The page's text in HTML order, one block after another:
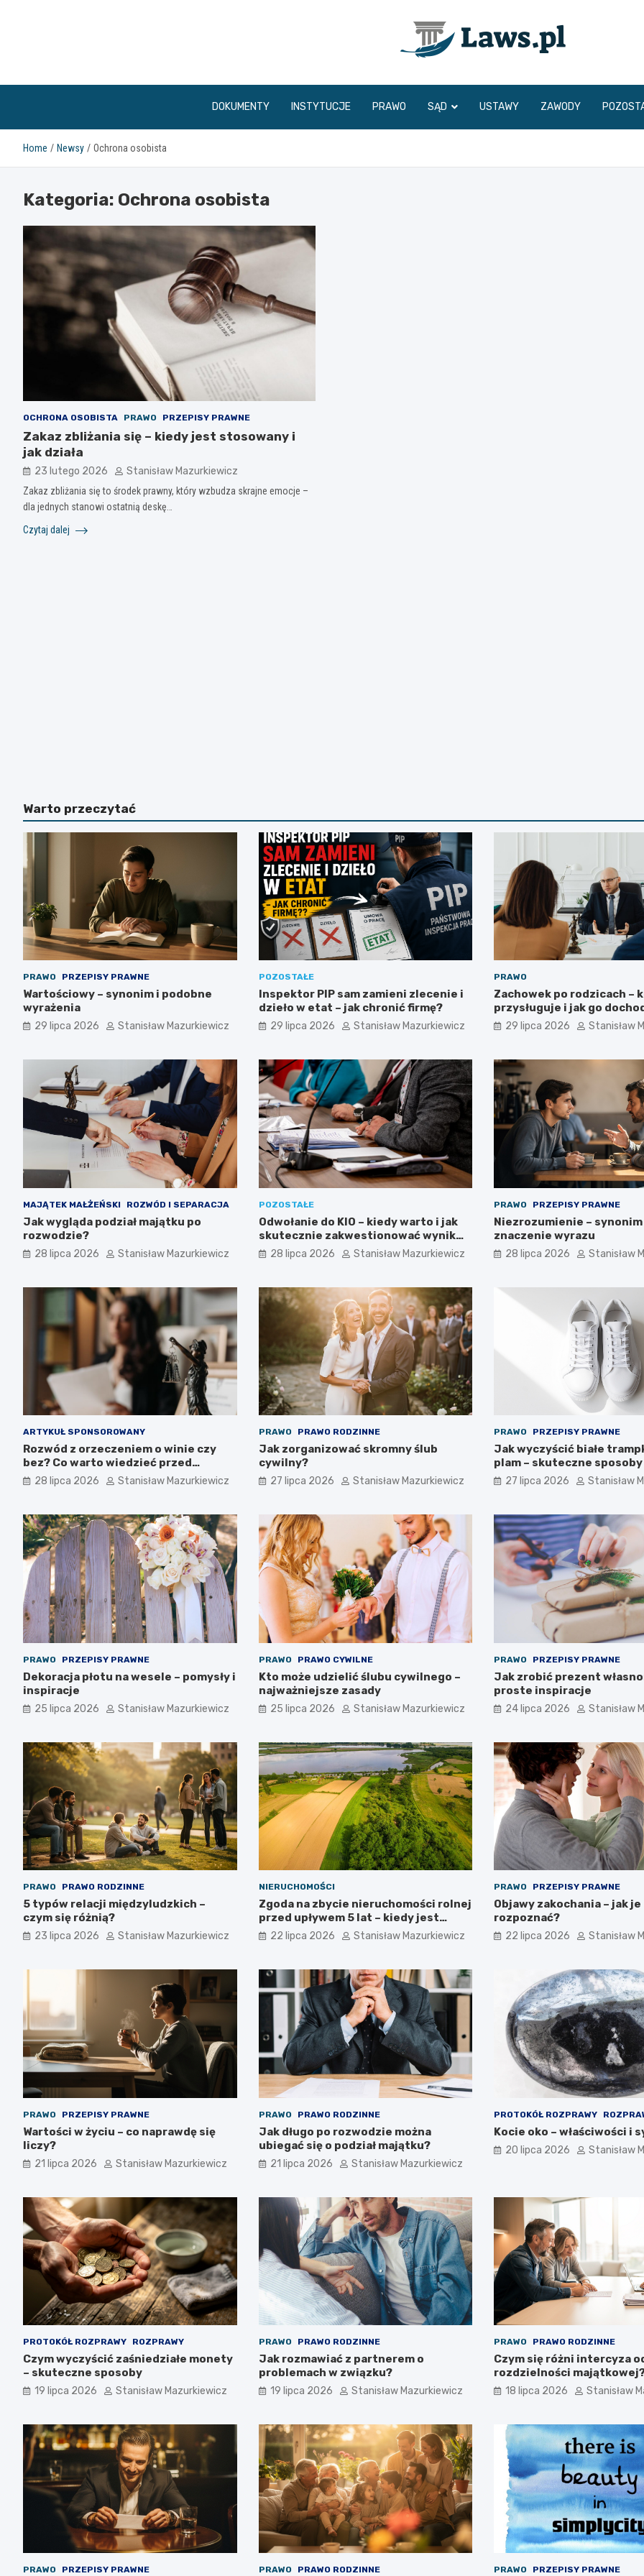
www.laws.pl
DOKUMENTY INSTYTUCJE PRAWO SĄD USTAWY ZAWODY
Home Newsy Ochrona osobista
Kategoria: Ochrona osobista
OCHRONA OSOBISTA PRAWO PRZEPISY PRAWNE
Zakaz zbliżania się – kiedy jest stosowany i
jak działa
23 lutego 2026 Stanisław Mazurkiewicz
Zakaz zbliżania się to środek prawny, który wzbudza skrajne emocje –
dla jednych stanowi ostatnią deskę…
Czytaj dalej
Warto przeczytać
PRAWO PRZEPISY PRAWNE
Wartościowy – synonim i podobne
wyrażenia
29 lipca 2026 Stanisław Mazurkiewicz
POZOSTAŁE
Inspektor PIP sam zamieni zlecenie i
dzieło w etat – jak chronić firmę?
29 lipca 2026 Stanisław Mazurkiewicz
PRAWO
Zachowek po rodzicach –
przysługuje i jak go
29 lipca 2026 Stanisław
MAJĄTEK MAŁŻEŃSKI ROZWÓD I SEPARACJA
Jak wygląda podział majątku po
rozwodzie?
28 lipca 2026 Stanisław Mazurkiewicz
POZOSTAŁE
Odwołanie do KIO – kiedy warto i jak
skutecznie zakwestionować wynik
przetargu
28 lipca 2026 Stanisław Mazurkiewicz
PRAWO PRZEPISY PRAWNE
Niezrozumienie – synonim
znaczenie wyrazu
28 lipca 2026 Stanisław
ARTYKUŁ SPONSOROWANY
Rozwód z orzeczeniem o winie czy
bez? Co warto wiedzieć przed
złożeniem pozwu
28 lipca 2026 Stanisław Mazurkiewicz
PRAWO PRAWO RODZINNE
Jak zorganizować skromny ślub
cywilny?
27 lipca 2026 Stanisław Mazurkiewicz
PRAWO PRZEPISY PRAWNE
Jak wyczyścić białe
plam – skuteczne sposoby
27 lipca 2026 Stanisław
PRAWO PRZEPISY PRAWNE
Dekoracja płotu na wesele – pomysły i
inspiracje
25 lipca 2026 Stanisław Mazurkiewicz
PRAWO PRAWO CYWILNE
Kto może udzielić ślubu cywilnego –
najważniejsze zasady
25 lipca 2026 Stanisław Mazurkiewicz
PRAWO PRZEPISY PRAWNE
Jak zrobić prezent
proste inspiracje
24 lipca 2026 Stanisław
PRAWO PRAWO RODZINNE
5 typów relacji międzyludzkich –
czym się różnią?
23 lipca 2026 Stanisław Mazurkiewicz
NIERUCHOMOŚCI
Zgoda na zbycie nieruchomości rolnej
przed upływem 5 lat – kiedy jest
możliwa
22 lipca 2026 Stanisław Mazurkiewicz
PRAWO PRZEPISY PRAWNE
Objawy zakochania – jak je
rozpoznać?
22 lipca 2026 Stanisław
PRAWO PRZEPISY PRAWNE
Wartości w życiu – co naprawdę się
liczy?
21 lipca 2026 Stanisław Mazurkiewicz
PRAWO PRAWO RODZINNE
Jak długo po rozwodzie można
ubiegać się o podział majątku?
21 lipca 2026 Stanisław Mazurkiewicz
PROTOKÓŁ ROZPRAWY
Kocie oko – właściwości i
20 lipca 2026 Stanisław
PROTOKÓŁ ROZPRAWY ROZPRAWY
Czym wyczyścić zaśniedziałe monety
– skuteczne sposoby
19 lipca 2026 Stanisław Mazurkiewicz
PRAWO PRAWO RODZINNE
Jak rozmawiać z partnerem o
problemach w związku?
19 lipca 2026 Stanisław Mazurkiewicz
PRAWO PRAWO RODZINNE
Czym się różni intercyza
rozdzielności
18 lipca 2026 Stanisław
PRAWO PRZEPISY PRAWNE PRAWO PRAWO RODZINNE PRAWO PRZEPISY PRAWNE